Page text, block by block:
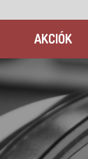
AKCIÓK